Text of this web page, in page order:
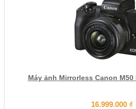
Máy ảnh Mirrorless Canon M50
16.999.000 ₫